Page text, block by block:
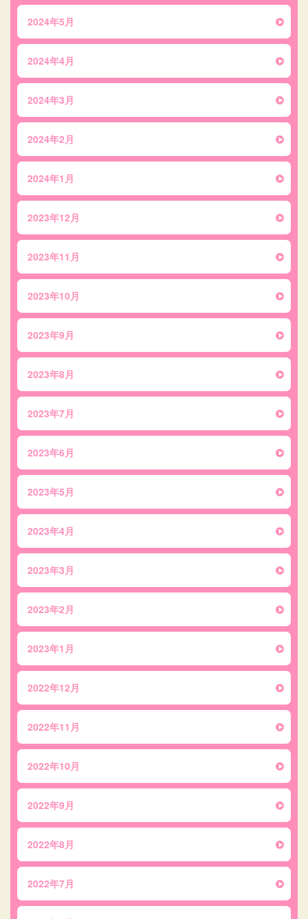
2024年5月
2024年4月
2024年3月
2024年2月
2024年1月
2023年12月
2023年11月
2023年10月
2023年9月
2023年8月
2023年7月
2023年6月
2023年5月
2023年4月
2023年3月
2023年2月
2023年1月
2022年12月
2022年11月
2022年10月
2022年9月
2022年8月
2022年7月